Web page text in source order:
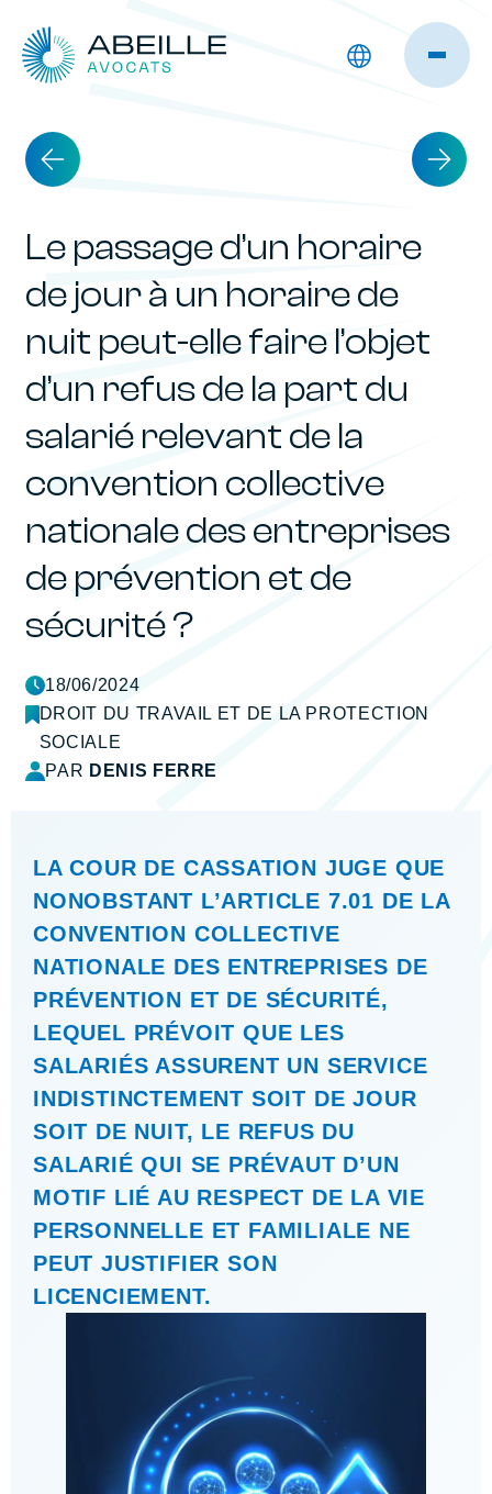
Le passage d’un horaire
de jour à un horaire de
nuit peut-elle faire l’objet
d’un refus de la part du
salarié relevant de la
convention collective
nationale des entreprises
de prévention et de
sécurité ?
18/06/2024
DROIT DU TRAVAIL ET DE LA PROTECTION
SOCIALE
PAR DENIS FERRE
LA COUR DE CASSATION JUGE QUE
NONOBSTANT L’ARTICLE 7.01 DE LA
CONVENTION COLLECTIVE
NATIONALE DES ENTREPRISES DE
PRÉVENTION ET DE SÉCURITÉ,
LEQUEL PRÉVOIT QUE LES
SALARIÉS ASSURENT UN SERVICE
INDISTINCTEMENT SOIT DE JOUR
SOIT DE NUIT, LE REFUS DU
SALARIÉ QUI SE PRÉVAUT D’UN
MOTIF LIÉ AU RESPECT DE LA VIE
PERSONNELLE ET FAMILIALE NE
PEUT JUSTIFIER SON
LICENCIEMENT.